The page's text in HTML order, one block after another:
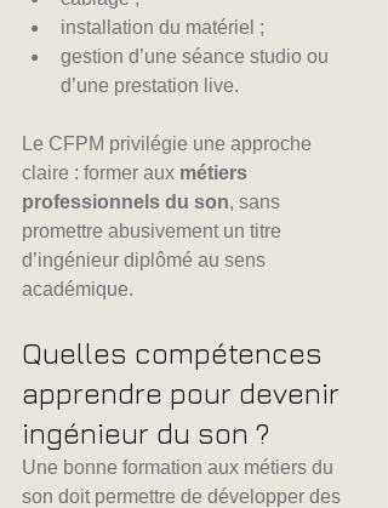
installation du matériel ;
gestion d’une séance studio ou
d’une prestation live.
Le CFPM privilégie une approche
claire : former aux métiers
professionnels du son, sans
promettre abusivement un titre
d’ingénieur diplômé au sens
académique.
Quelles compétences
apprendre pour devenir
ingénieur du son ?
Une bonne formation aux métiers du
son doit permettre de développer des